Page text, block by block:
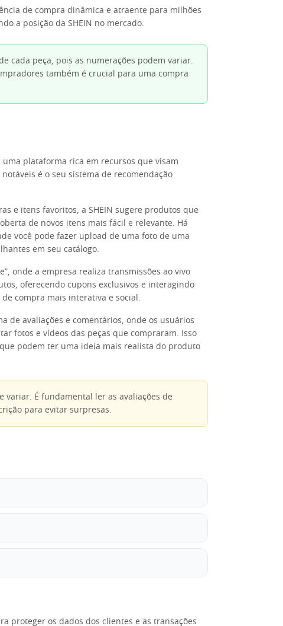
de compra dinâmica e atraente para milhões
a posição da SHEIN no mercado.
cada peça, pois as numerações podem variar.
também é crucial para uma compra
uma plataforma rica em recursos que visam
é o seu sistema de recomendação
e itens favoritos, a SHEIN sugere produtos que
de novos itens mais fácil e relevante. Há
você pode fazer upload de uma foto de uma
em seu catálogo.
onde a empresa realiza transmissões ao vivo
oferecendo cupons exclusivos e interagindo
compra mais interativa e social.
de avaliações e comentários, onde os usuários
fotos e vídeos das peças que compraram. Isso
podem ter uma ideia mais realista do produto
variar. É fundamental ler as avaliações de
para evitar surpresas.
proteger os dados dos clientes e as transações